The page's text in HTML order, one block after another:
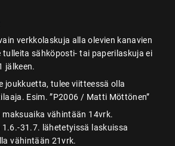
verkkolaskuja alla olevien kanavien
tulleita sähköposti- tai paperilaskuja ei
jälkeen.
joukkuetta, tulee viitteessä olla
Esim. ”P2006 / Matti Möttönen”
maksuaika vähintään 14vrk.
1.6.-31.7. lähetetyissä laskuissa
vähintään 21vrk.